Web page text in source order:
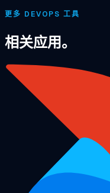
更多 DEVOPS 工具
相关应用。